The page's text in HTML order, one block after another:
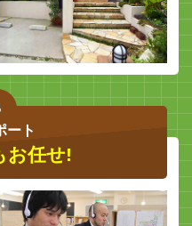
ート
お任せ!